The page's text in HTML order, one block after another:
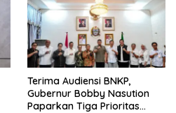
Terima Audiensi BNKP,
Gubernur Bobby Nasution
Paparkan Tiga Prioritas